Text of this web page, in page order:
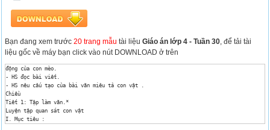
Bạn đang xem trước20 trang mẫu tài liệuGiáo án lớp 4 - Tuần 30, để tải tài
liệu gốc về máy bạn click vào nút DOWNLOAD ở trên
động của con mèo.
- HS đọc bài viết.
- HS nêu cấu tạo của bài văn miêu tả con vật .
Chiều
Tiết 1: Tập làm văn.*
Luyện tập quan sát con vật
I. Mục tiêu :